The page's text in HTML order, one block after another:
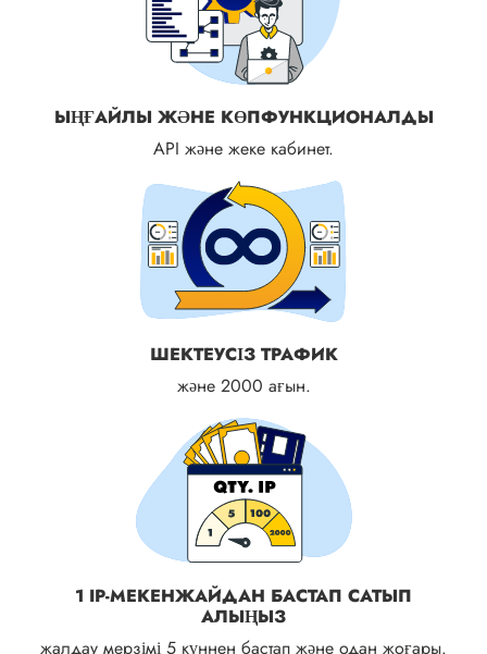
ЫҢҒАЙЛЫ ЖӘНЕ КӨПФУНКЦИОНАЛДЫ
API және жеке кабинет.
ШЕКТЕУСІЗ ТРАФИК
және 2000 ағын.
1 IP-МЕКЕНЖАЙДАН БАСТАП САТЫП
АЛЫҢЫЗ
жалдау мерзімі 5 күннен бастап және одан жоғары.